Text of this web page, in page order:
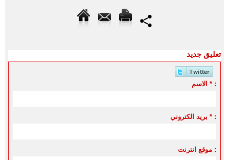
تعليق جديد
الاسم * :
بريد الكتروني * :
موقع انترنت :